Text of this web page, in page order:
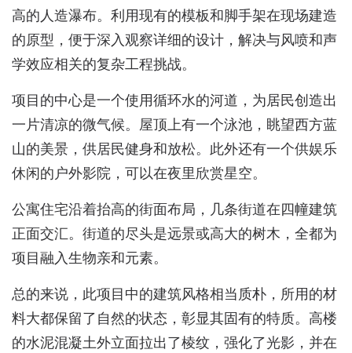
高的人造瀑布。利用现有的模板和脚手架在现场建造
的原型，便于深入观察详细的设计，解决与风喷和声
学效应相关的复杂工程挑战。
项目的中心是一个使用循环水的河道，为居民创造出
一片清凉的微气候。屋顶上有一个泳池，眺望西方蓝
山的美景，供居民健身和放松。此外还有一个供娱乐
休闲的户外影院，可以在夜里欣赏星空。
公寓住宅沿着抬高的街面布局，几条街道在四幢建筑
正面交汇。街道的尽头是远景或高大的树木，全都为
项目融入生物亲和元素。
总的来说，此项目中的建筑风格相当质朴，所用的材
料大都保留了自然的状态，彰显其固有的特质。高楼
的水泥混凝土外立面拉出了棱纹，强化了光影，并在